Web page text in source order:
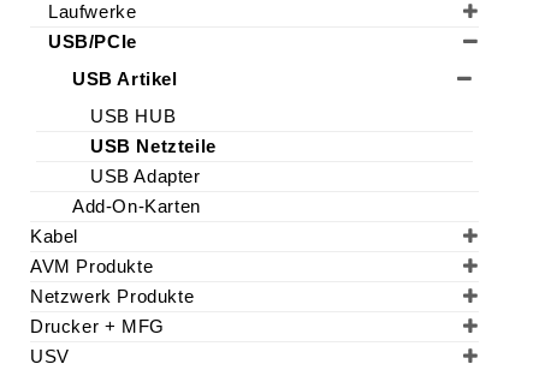
Laufwerke
USB/PCIe
USB Artikel
USB HUB
USB Netzteile
USB Adapter
Add-On-Karten
Kabel
AVM Produkte
Netzwerk Produkte
Drucker + MFG
USV